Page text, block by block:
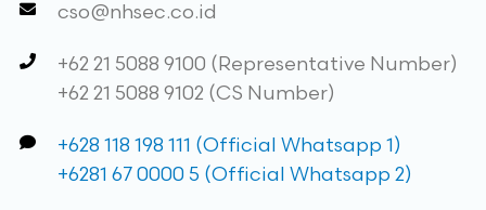
cso@nhsec.co.id
+62 21 5088 9100 (Representative Number)
+62 21 5088 9102 (CS Number)
+628 118 198 111 (Official Whatsapp 1)
+6281 67 0000 5 (Official Whatsapp 2)